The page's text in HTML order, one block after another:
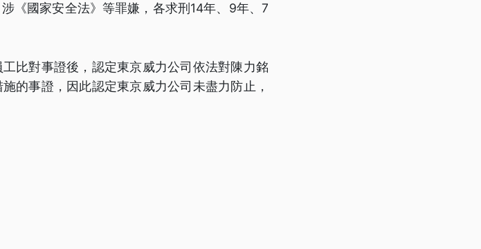
《國家安全法》等罪嫌，各求刑14年、9年、7
比對事證後，認定東京威力公司依法對陳力銘
的事證，因此認定東京威力公司未盡力防止，